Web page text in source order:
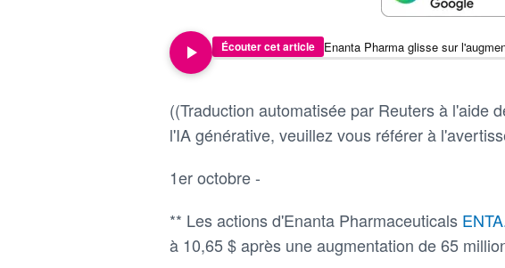
Écouter cet article
((Traduction automatisée par Reuters à l'aide
l'IA générative, veuillez vous référer à
1er octobre -
** Les actions d'Enanta Pharmaceuticals
à 10,65 $ après une augmentation de 65